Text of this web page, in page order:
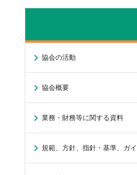
協会の活動
協会概要
業務・財務等に関する資料
規範、方針、指針・基準、ガ